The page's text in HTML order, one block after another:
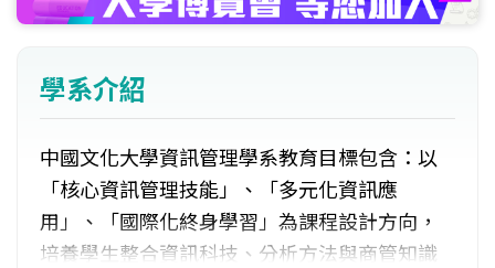
學系介紹
中國文化大學資訊管理學系教育目標包含：以
「核心資訊管理技能」、「多元化資訊應
用」、「國際化終身學習」為課程設計方向，
培養學生整合資訊科技、分析方法與商管知識